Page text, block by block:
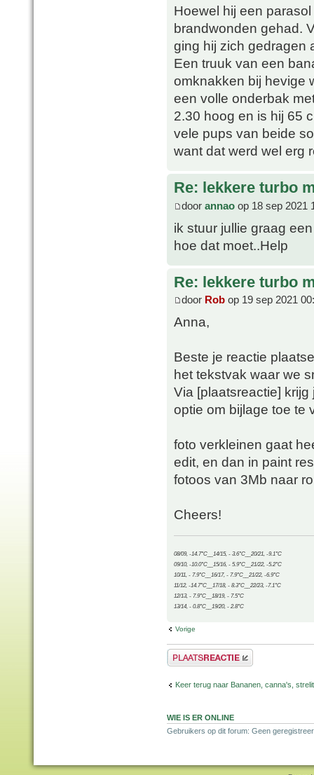
Hoewel hij een
brandwonden gehad.
ging hij zich gedragen
Een truuk van een
omknakken bij hevige
een volle onderbak
2.30 hoog en is hij 65
vele pups van beide
want dat werd wel erg
Re: lekkere turbo
door annao op 18 sep 2021
ik stuur jullie graag
hoe dat moet..Help
Re: lekkere turbo
door Rob op 19 sep 2021
Anna,
Beste je reactie
het tekstvak waar we
Via [plaatsreactie]
optie om bijlage toe te
foto verkleinen gaat
edit, en dan in paint
fotoos van 3Mb naar
Cheers!
08/09, -14.7°C__14/15, - 3.6°C__20/21, -9.1°C
09/10, -10.0°C__15/16, - 5.9°C__21/22, -5.2°C
10/11, - 7.9°C__16/17, - 7.9°C__21/22, -6.9°C
11/12, -14.7°C__17/18, - 8.3°C__22/23, -7.1°C
12/13, - 7.9°C__18/19, - 7.5°C
13/14, - 0.8°C__19/20, - 2.8°C
Vorige
Plaats een reactie
Keer terug naar Bananen, canna's,
WIE IS ER ONLINE
Gebruikers op dit forum: Geen